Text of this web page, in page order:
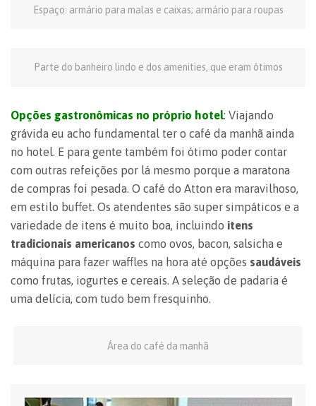
Espaço: armário para malas e caixas; armário para roupas
Parte do banheiro lindo e dos amenities, que eram ótimos
Opções gastronômicas no próprio hotel: Viajando
grávida eu acho fundamental ter o café da manhã ainda
no hotel. E para gente também foi ótimo poder contar
com outras refeições por lá mesmo porque a maratona
de compras foi pesada. O café do Atton era maravilhoso,
em estilo buffet. Os atendentes são super simpáticos e a
variedade de itens é muito boa, incluindo itens
tradicionais americanos como ovos, bacon, salsicha e
máquina para fazer waffles na hora até opções saudáveis
como frutas, iogurtes e cereais. A seleção de padaria é
uma delícia, com tudo bem fresquinho.
Área do café da manhã